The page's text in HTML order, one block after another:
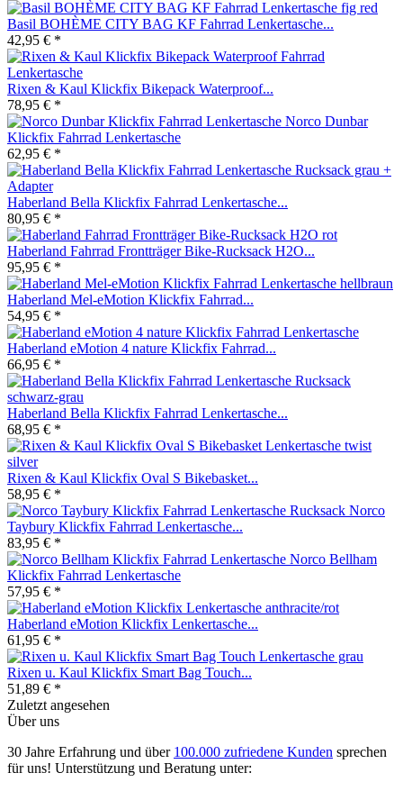
Basil BOHÈME CITY BAG KF Fahrrad Lenkertasche...
42,95 € *
Rixen & Kaul Klickfix Bikepack Waterproof...
78,95 € *
Norco Dunbar
Klickfix Fahrrad Lenkertasche
62,95 € *
Haberland Bella Klickfix Fahrrad Lenkertasche...
80,95 € *
Haberland Fahrrad Frontträger Bike-Rucksack H2O...
95,95 € *
Haberland Mel-eMotion Klickfix Fahrrad...
54,95 € *
Haberland eMotion 4 nature Klickfix Fahrrad...
66,95 € *
Haberland Bella Klickfix Fahrrad Lenkertasche...
68,95 € *
Rixen & Kaul Klickfix Oval S Bikebasket...
58,95 € *
Norco
Taybury Klickfix Fahrrad Lenkertasche...
83,95 € *
Norco Bellham
Klickfix Fahrrad Lenkertasche
57,95 € *
Haberland eMotion Klickfix Lenkertasche...
61,95 € *
Rixen u. Kaul Klickfix Smart Bag Touch...
51,89 € *
Zuletzt angesehen
Über uns
30 Jahre Erfahrung und über 100.000 zufriedene Kunden sprechen
für uns! Unterstützung und Beratung unter: